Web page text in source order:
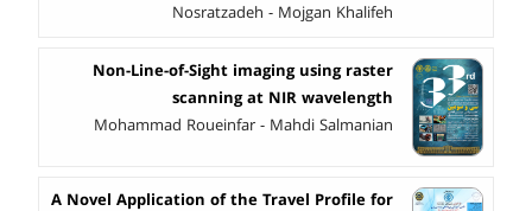
Nosratzadeh - Mojgan Khalifeh
Non-Line-of-Sight imaging using raster
scanning at NIR wavelength
Mohammad Roueinfar - Mahdi Salmanian
A Novel Application of the Travel Profile for